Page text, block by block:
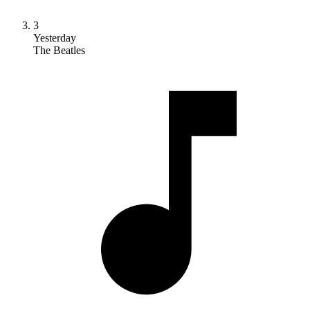
3
Yesterday
The Beatles